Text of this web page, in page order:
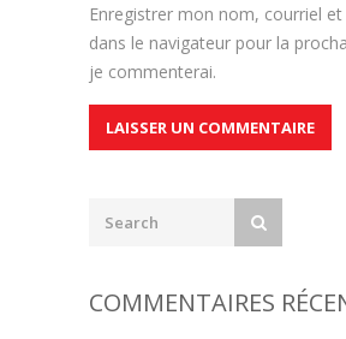
Enregistrer mon nom, courriel
dans le navigateur pour la
je commenterai.
COMMENTAIRES